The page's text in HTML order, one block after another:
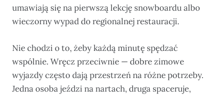
umawiają się na pierwszą lekcję snowboardu albo
wieczorny wypad do regionalnej restauracji.
Nie chodzi o to, żeby każdą minutę spędzać
wspólnie. Wręcz przeciwnie — dobre zimowe
wyjazdy często dają przestrzeń na różne potrzeby.
Jedna osoba jeździ na nartach, druga spaceruje,